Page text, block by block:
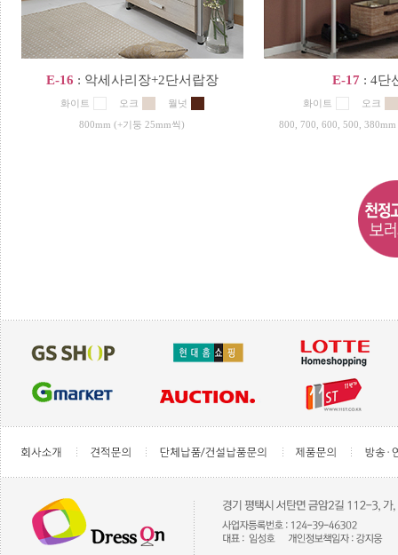
E-16 : 악세사리장+2단서랍장
화이트 오크 월넛
800mm (+기둥 25mm씩)
E-17 : 4단
화이트 오크
800, 700, 600, 500,